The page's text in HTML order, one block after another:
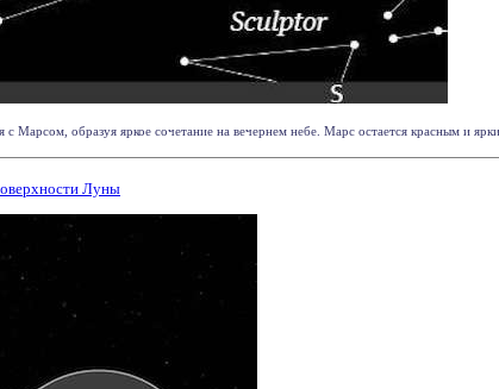
Марсом, образуя яркое сочетание на вечернем небе. Марс остается красным и
Луны